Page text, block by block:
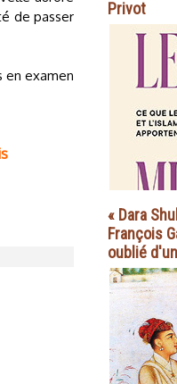
de passer
en examen
Privot
« Dara
François
oublié